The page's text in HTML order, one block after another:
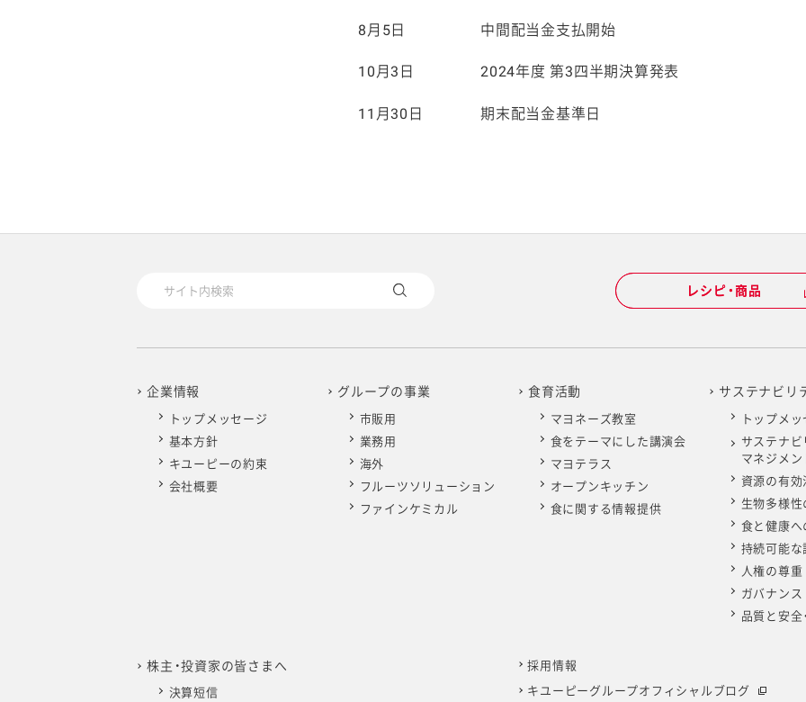
8月5日 中間配当金支払開始
10月3日 2024年度 第3四半期決算発表
11月30日 期末配当金基準日
レシピ・商品
レシピ・商品
企業情報
トップメッセージ
基本方針
キユーピーの約束
会社概要
グループの事業
市販用
業務用
海外
フルーツソリューション
ファインケミカル
食育活動
マヨネーズ教室
食をテーマにした講演会
マヨテラス
オープンキッチン
食に関する情報提供
サステナビリ
トップメ
サステナビ
マネジメン
資源の有効
生物多様性
食と健康へ
持続可能な
人権の尊重
ガバナンス
品質と安全
株主・投資家の皆さまへ
決算短信
採用情報
キユーピーグループオフィシャルブログ